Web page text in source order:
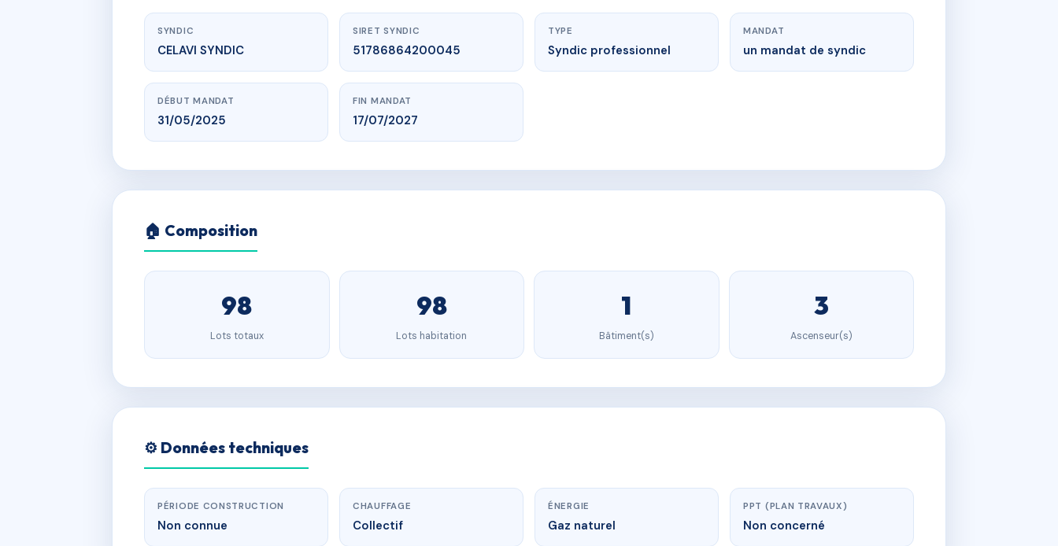
SYNDIC
CELAVI SYNDIC
SIRET SYNDIC
51786864200045
TYPE
Syndic professionnel
MANDAT
un mandat de syndic
DÉBUT MANDAT
31/05/2025
FIN MANDAT
17/07/2027
🏠 Composition
98
Lots totaux
98
Lots habitation
1
Bâtiment(s)
3
Ascenseur(s)
⚙️ Données techniques
PÉRIODE CONSTRUCTION
Non connue
CHAUFFAGE
Collectif
ÉNERGIE
Gaz naturel
PPT (PLAN TRAVAUX)
Non concerné